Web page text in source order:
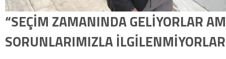
“SEÇİM ZAMANINDA GELİYORLAR
SORUNLARIMIZLA